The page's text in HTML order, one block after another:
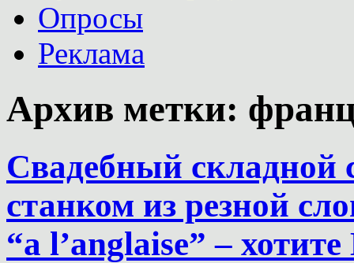
Опросы
Реклама
Архив метки:
Свадебный складной
станком из резной
“a l’anglaise” –